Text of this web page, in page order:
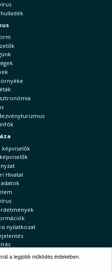
a legjobb működés érdekében.
képviselők
Hivatal
nyilatkozat
Hírek